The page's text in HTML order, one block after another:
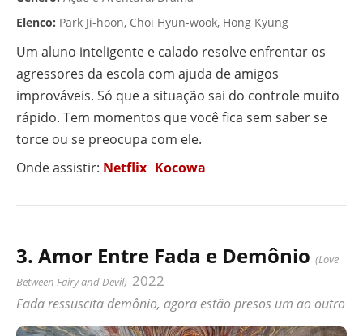
Elenco: Park Ji-hoon, Choi Hyun-wook, Hong Kyung
Um aluno inteligente e calado resolve enfrentar os
agressores da escola com ajuda de amigos
improváveis. Só que a situação sai do controle muito
rápido. Tem momentos que você fica sem saber se
torce ou se preocupa com ele.
Onde assistir: Netflix Kocowa
3. Amor Entre Fada e Demônio (Love
Between Fairy and Devil) 2022
Fada ressuscita demônio, agora estão presos um ao outro